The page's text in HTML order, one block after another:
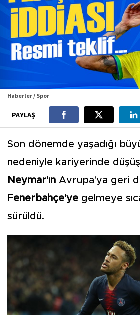
Haberler / Spor
PAYLAŞ
Son dönemde yaşadığı
nedeniyle kariyerinde
Neymar'ın Avrupa'ya geri
Fenerbahçe'ye gelmeye
sürüldü.